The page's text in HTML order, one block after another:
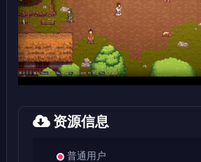
资源信息
普通用户